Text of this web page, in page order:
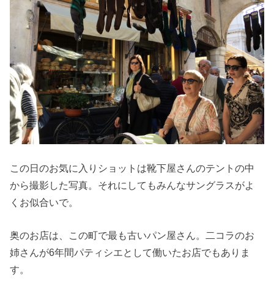
この日のお気に入りショットは靴下屋さんのテントの中
から撮影した写真。それにしてもみんなサングラスがよ
くお似合いで。
奥のお店は、この町で最も古いパン屋さん。二コラのお
姉さんが6年間パティシエとして働いたお店でもありま
す。